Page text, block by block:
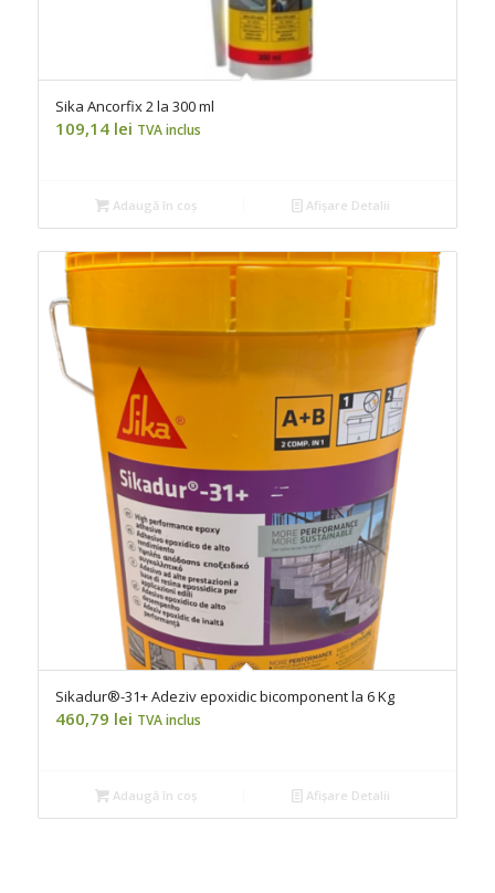
Sika Ancorfix 2 la 300 ml
109,14 lei TVA inclus
Adaugă în coș Afișare Detalii
Sikadur®-31+ Adeziv epoxidic bicomponent la 6 Kg
460,79 lei TVA inclus
Adaugă în coș Afișare Detalii